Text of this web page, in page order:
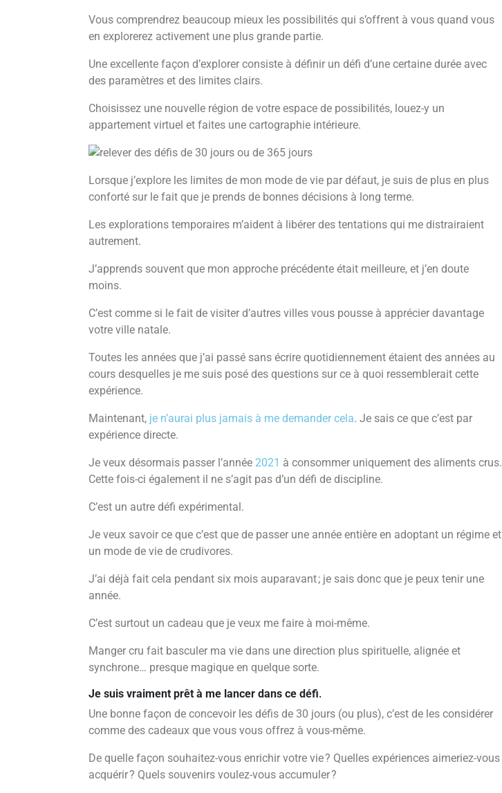
Vous comprendrez beaucoup mieux les possibilités qui s’offrent à vous quand vous
en explorerez activement une plus grande partie.
Une excellente façon d’explorer consiste à définir un défi d’une certaine durée avec
des paramètres et des limites clairs.
Choisissez une nouvelle région de votre espace de possibilités, louez-y un
appartement virtuel et faites une cartographie intérieure.
Lorsque j’explore les limites de mon mode de vie par défaut, je suis de plus en plus
conforté sur le fait que je prends de bonnes décisions à long terme.
Les explorations temporaires m’aident à libérer des tentations qui me distrairaient
autrement.
J’apprends souvent que mon approche précédente était meilleure, et j’en doute
moins.
C’est comme si le fait de visiter d’autres villes vous pousse à apprécier davantage
votre ville natale.
Toutes les années que j’ai passé sans écrire quotidiennement étaient des années au
cours desquelles je me suis posé des questions sur ce à quoi ressemblerait cette
expérience.
Maintenant, je n’aurai plus jamais à me demander cela. Je sais ce que c’est par
expérience directe.
Je veux désormais passer l’année 2021 à consommer uniquement des aliments crus.
Cette fois-ci également il ne s’agit pas d’un défi de discipline.
C’est un autre défi expérimental.
Je veux savoir ce que c’est que de passer une année entière en adoptant un régime et
un mode de vie de crudivores.
J’ai déjà fait cela pendant six mois auparavant ; je sais donc que je peux tenir une
année.
C’est surtout un cadeau que je veux me faire à moi-même.
Manger cru fait basculer ma vie dans une direction plus spirituelle, alignée et
synchrone… presque magique en quelque sorte.
Je suis vraiment prêt à me lancer dans ce défi.
Une bonne façon de concevoir les défis de 30 jours (ou plus), c’est de les considérer
comme des cadeaux que vous vous offrez à vous-même.
De quelle façon souhaitez-vous enrichir votre vie ? Quelles expériences aimeriez-vous
acquérir ? Quels souvenirs voulez-vous accumuler ?